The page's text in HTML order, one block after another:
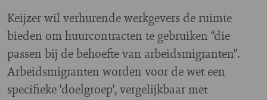
Keijzer wil verhurende werkgevers de ruimte
bieden om huurcontracten te gebruiken “die
passen bij de behoefte van arbeidsmigranten”.
Arbeidsmigranten worden voor de wet een
specifieke 'doelgroep', vergelijkbaar met